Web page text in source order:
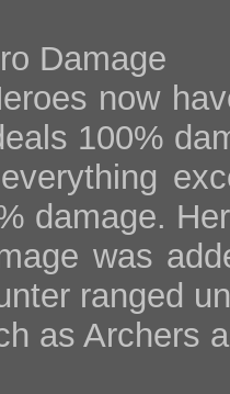
Damage
now
100%
damage.
was
ranged
as Archers